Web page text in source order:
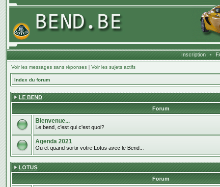
Inscription •
Voir les messages sans réponses | Voir les sujets actifs
Index du forum
LE BEND
Forum
Bienvenue...
Le bend, c'est qui c'est quoi?
Agenda 2021
Ou et quand sortir votre Lotus avec le Bend...
LOTUS
Forum